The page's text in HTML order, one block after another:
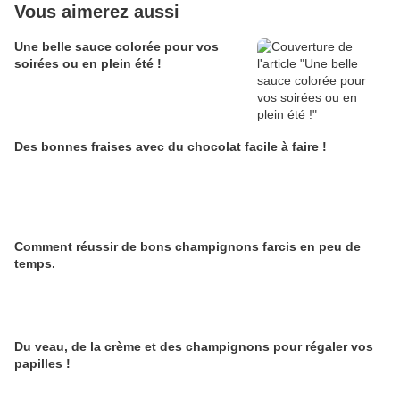
Vous aimerez aussi
Une belle sauce colorée pour vos
soirées ou en plein été !
Des bonnes fraises avec du chocolat facile à faire !
Comment réussir de bons champignons farcis en peu de
temps.
Du veau, de la crème et des champignons pour régaler vos
papilles !